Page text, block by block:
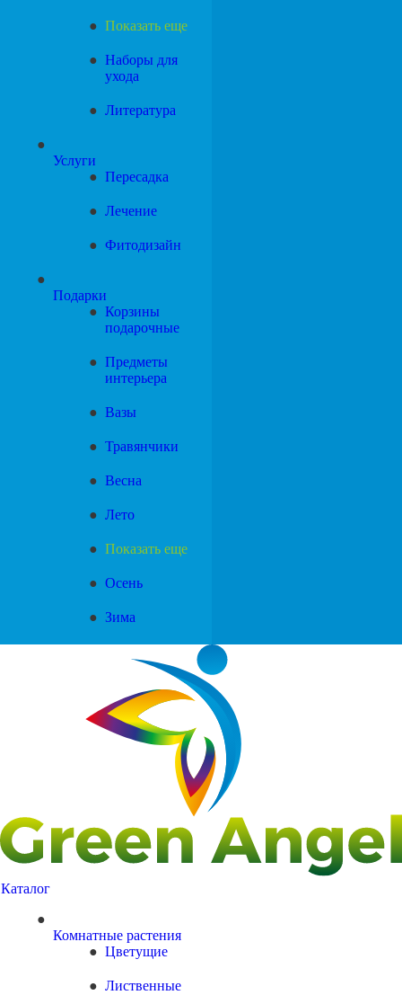
Показать еще
Наборы для
ухода
Литература
Услуги
Пересадка
Лечение
Фитодизайн
Подарки
Корзины
подарочные
Предметы
интерьера
Вазы
Травянчики
Весна
Лето
Показать еще
Осень
Зима
Каталог
Комнатные растения
Цветущие
Лиственные